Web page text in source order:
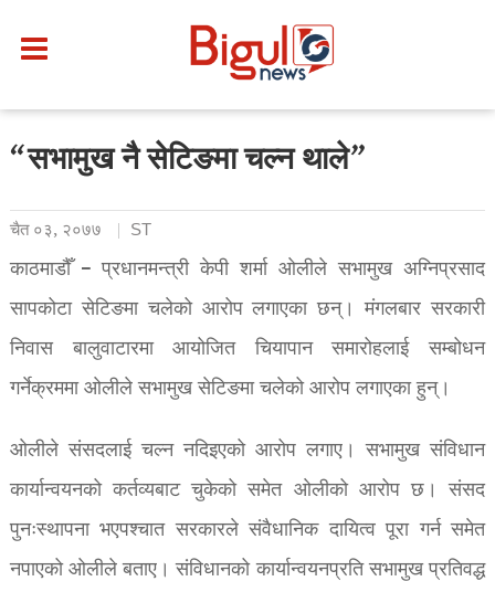
“सभामुख नै सेटिङमा चल्न थाले”
चैत ०३, २०७७ ST
काठमाडौँ – प्रधानमन्त्री केपी शर्मा ओलीले सभामुख अग्निप्रसाद
सापकोटा सेटिङमा चलेको आरोप लगाएका छन्। मंगलबार सरकारी
निवास बालुवाटारमा आयोजित चियापान समारोहलाई सम्बोधन
गर्नेक्रममा ओलीले सभामुख सेटिङमा चलेको आरोप लगाएका हुन्।
ओलीले संसदलाई चल्न नदिइएको आरोप लगाए। सभामुख संविधान
कार्यान्वयनको कर्तव्यबाट चुकेको समेत ओलीको आरोप छ। संसद
पुनःस्थापना भएपश्चात सरकारले संवैधानिक दायित्व पूरा गर्न समेत
नपाएको ओलीले बताए। संविधानको कार्यान्वयनप्रति सभामुख प्रतिवद्ध